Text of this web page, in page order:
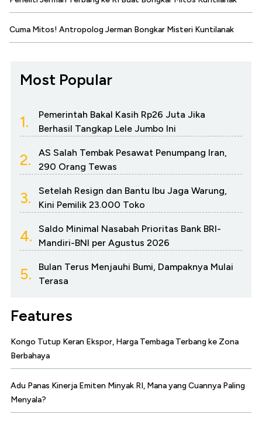
Cuma Mitos! Antropolog Jerman Bongkar Misteri Kuntilanak
Most Popular
1.
Pemerintah Bakal Kasih Rp26 Juta Jika
Berhasil Tangkap Lele Jumbo Ini
2.
AS Salah Tembak Pesawat Penumpang Iran,
290 Orang Tewas
3.
Setelah Resign dan Bantu Ibu Jaga Warung,
Kini Pemilik 23.000 Toko
4.
Saldo Minimal Nasabah Prioritas Bank BRI-
Mandiri-BNI per Agustus 2026
5.
Bulan Terus Menjauhi Bumi, Dampaknya Mulai
Terasa
Features
Kongo Tutup Keran Ekspor, Harga Tembaga Terbang ke Zona
Berbahaya
Adu Panas Kinerja Emiten Minyak RI, Mana yang Cuannya Paling
Menyala?